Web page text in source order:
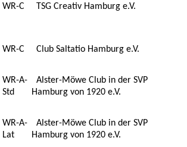
WR-C TSG Creativ Hamburg e.V.
WR-C Club Saltatio Hamburg e.V.
WR-A-
Std
Alster-Möwe Club in der SVP
Hamburg von 1920 e.V.
WR-A-
Lat
Alster-Möwe Club in der SVP
Hamburg von 1920 e.V.